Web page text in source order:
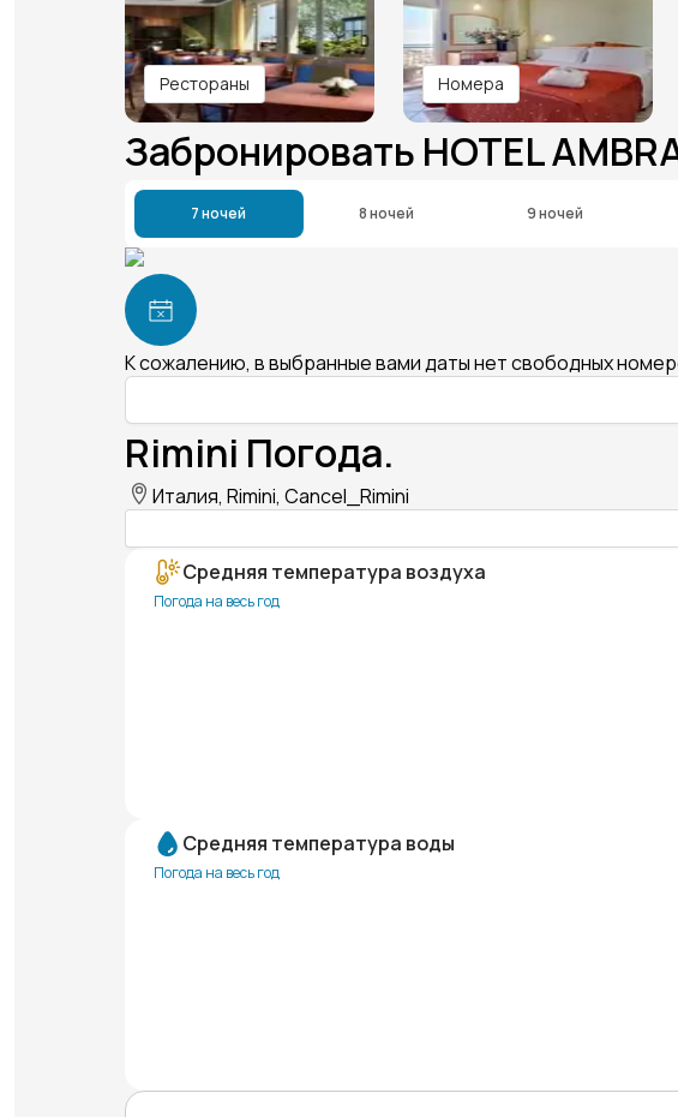
Рестораны Номера
Забронировать HOTEL
7 ночей 8 ночей 9 ночей
К сожалению, в выбранные вами даты нет свободных
Rimini Погода.
Италия, Rimini, Cancel_Rimini
Средняя температура воздуха
Погода на весь год
Средняя температура воды
Погода на весь год